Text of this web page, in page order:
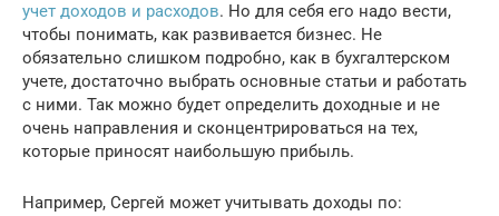
учет доходов и расходов. Но для себя его надо вести,
чтобы понимать, как развивается бизнес. Не
обязательно слишком подробно, как в бухгалтерском
учете, достаточно выбрать основные статьи и работать
с ними. Так можно будет определить доходные и не
очень направления и сконцентрироваться на тех,
которые приносят наибольшую прибыль.
Например, Сергей может учитывать доходы по: